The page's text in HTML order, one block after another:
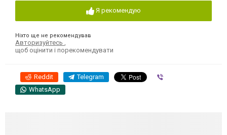
Я рекомендую
Ніхто ще не рекомендував
Авторизуйтесь
щоб оцінити і порекомендувати
Reddit Telegram
WhatsApp